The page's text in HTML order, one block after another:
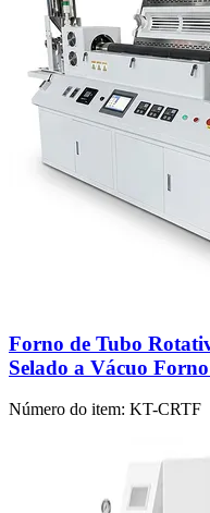
Forno de Tubo
Selado a Vácuo
Número do item: KT-CRTF